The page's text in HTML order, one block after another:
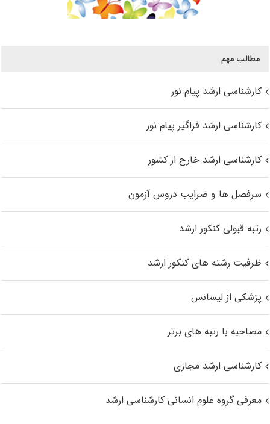
مطالب مهم
کارشناسی ارشد پیام نور
کارشناسی ارشد فراگیر پیام نور
کارشناسی ارشد خارج از کشور
سرفصل ها و ضرایب دروس آزمون
رتبه قبولی کنکور ارشد
ظرفیت رشته های کنکور ارشد
پزشکی از لیسانس
مصاحبه با رتبه های برتر
کارشناسی ارشد مجازی
معرفی گروه علوم انسانی کارشناسی ارشد